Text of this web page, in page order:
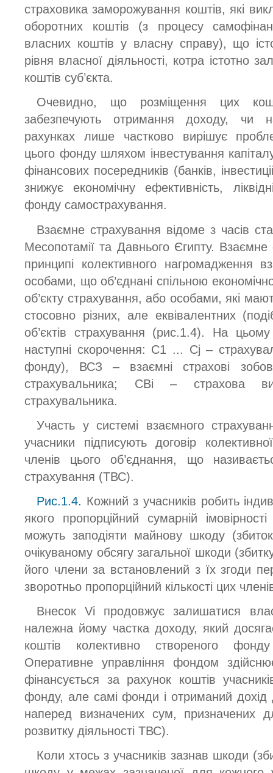
страховика заморожування коштів, які
оборотних коштів (з процесу
власних коштів у власну справу), що
рівня власної діяльності, котра істотно
коштів суб’єкта.
Очевидно, що розміщення цих
забезпечують отримання доходу, чи
рахунках лише частково вирішує
цього фонду шляхом інвестування
фінансових посередників (банків,
знижує економічну ефективність,
фонду самострахування.
Взаємне страхування відоме з часів
Месопотамії та Давнього Єгипту. Взаємне
принципі колективного нагромадження
особами, що об’єднані спільною
об’єкту страхування, або особами, які
стосовно різних, але еквівалентних
об’єктів страхування (рис.1.4). На
наступні скорочення: С1 ... Сj –
фонду), ВСЗ – взаємні страхові
страхувальника; СВі – страхова
страхувальника.
Участь у системі взаємного
учасники підписують договір
членів цього об’єднання, що
страхування (ТВС).
Рис.1.4. Кожний з учасників робить
якого пропорційний сумарній
можуть заподіяти майнову шкоду
очікуваному обсягу загальної шкоди
його члени за встановлений з їх згоди
зворотньо пропорційний кількості цих
Внесок Vi продовжує залишатися
належна йому частка доходу, який
коштів колективно створеного
Оперативне управління фондом
фінансується за рахунок коштів
фонду, але самі фонди і отриманий дохід
наперед визначених сум, призначених
розвитку діяльності ТВС).
Коли хтось з учасників зазнав шкоди